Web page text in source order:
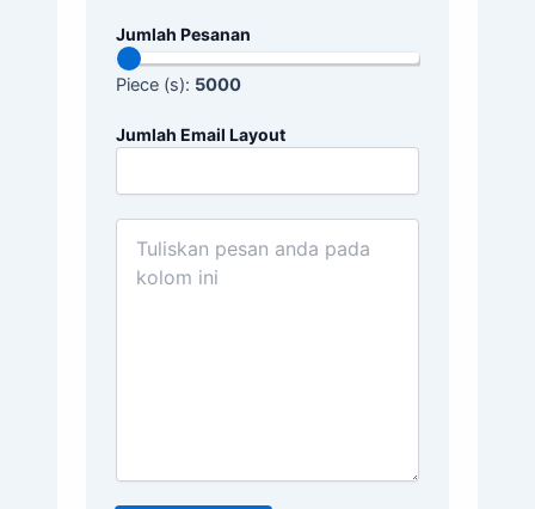
Jumlah Pesanan
Piece (s): 5000
Jumlah Email Layout